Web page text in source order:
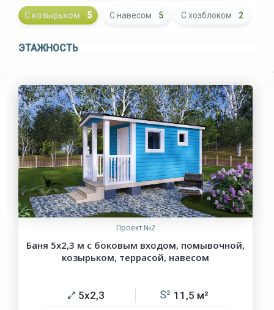
С козырьком 5 С навесом 5 С хозблоком 2
ЭТАЖНОСТЬ
Проект №2
Баня 5х2,3 м с боковым входом, помывочной,
козырьком, террасой, навесом
5х2,3 11,5